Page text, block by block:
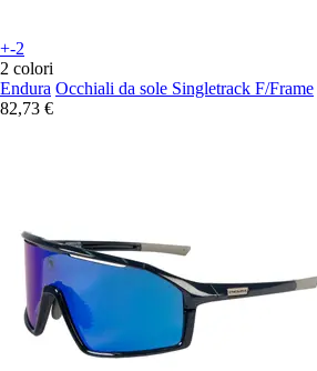
+-2
2 colori
Endura Occhiali da sole Singletrack F/Frame
82,73 €